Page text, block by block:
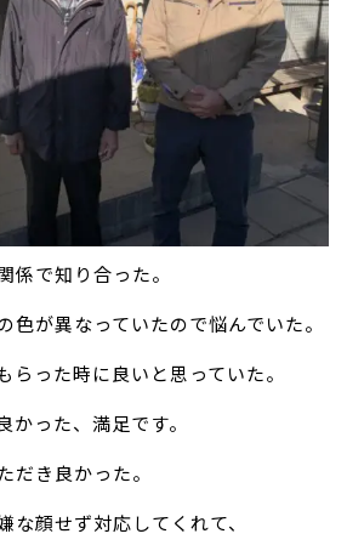
係で知り合った。
色が異なっていたので悩んでいた。
らった時に良いと思っていた。
かった、満足です。
だき良かった。
な顔せず対応してくれて、